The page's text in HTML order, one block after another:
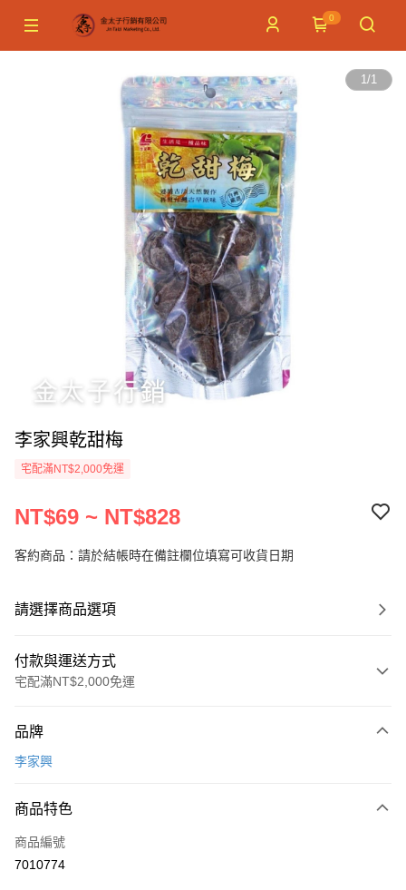
0
1/1
李家興乾甜梅
宅配滿NT$2,000免運
NT$69 ~ NT$828
客約商品：請於結帳時在備註欄位填寫可收貨日期
請選擇商品選項
付款與運送方式
宅配滿NT$2,000免運
信用卡一次付款
Apple Pay
街口支付
品牌
李家興
商品特色
商品編號
7010774